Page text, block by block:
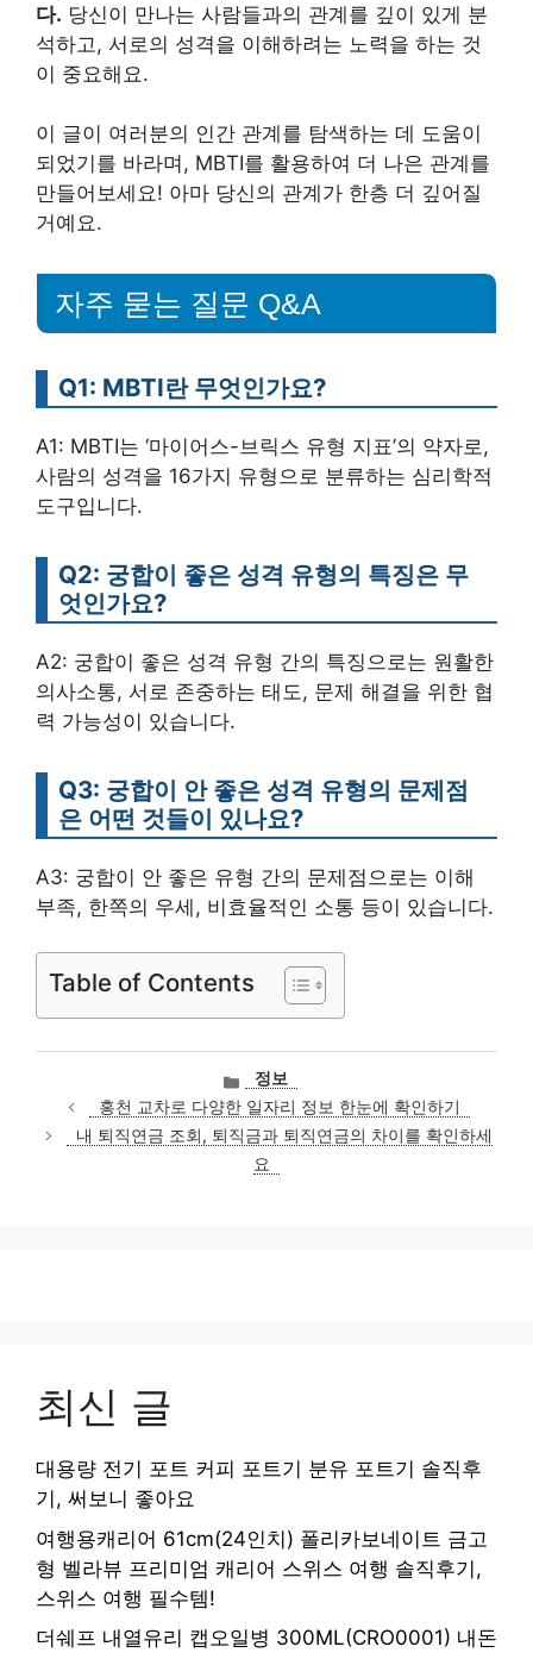
다. 당신이 만나는 사람들과의 관계를 깊이 있게 분
석하고, 서로의 성격을 이해하려는 노력을 하는 것
이 중요해요.
이 글이 여러분의 인간 관계를 탐색하는 데 도움이
되었기를 바라며, MBTI를 활용하여 더 나은 관계를
만들어보세요! 아마 당신의 관계가 한층 더 깊어질
거예요.
자주 묻는 질문 Q&A
Q1: MBTI란 무엇인가요?
A1: MBTI는 ‘마이어스-브릭스 유형 지표’의 약자로,
사람의 성격을 16가지 유형으로 분류하는 심리학적
도구입니다.
Q2: 궁합이 좋은 성격 유형의 특징은 무
엇인가요?
A2: 궁합이 좋은 성격 유형 간의 특징으로는 원활한
의사소통, 서로 존중하는 태도, 문제 해결을 위한 협
력 가능성이 있습니다.
Q3: 궁합이 안 좋은 성격 유형의 문제점
은 어떤 것들이 있나요?
A3: 궁합이 안 좋은 유형 간의 문제점으로는 이해
부족, 한쪽의 우세, 비효율적인 소통 등이 있습니다.
Table of Contents
카
테
고
리
정보
홍천 교차로 다양한 일자리 정보 한눈에 확인하기
내 퇴직연금 조회, 퇴직금과 퇴직연금의 차이를 확인하세
요
최신 글
대용량 전기 포트 커피 포트기 분유 포트기 솔직후
기, 써보니 좋아요
여행용캐리어 61cm(24인치) 폴리카보네이트 금고
형 벨라뷰 프리미엄 캐리어 스위스 여행 솔직후기,
스위스 여행 필수템!
더쉐프 내열유리 캡오일병 300ML(CRO0001) 내돈